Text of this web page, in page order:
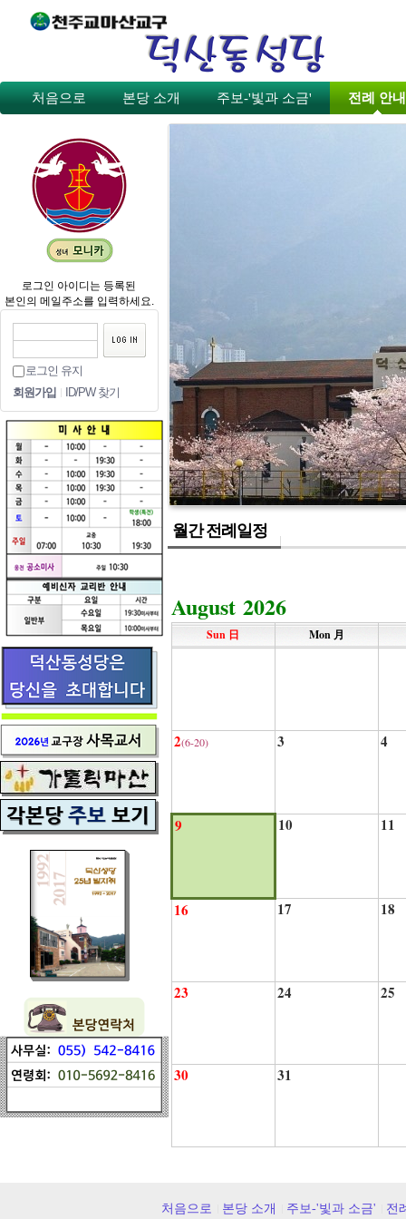
처음으로 본당 소개 주보-'빛과 소금' 전례 안내
로그인 아이디는 등록된
본인의 메일주소를 입력하세요.
로그인 유지
회원가입
ID/PW 찾기
월간 전례일정
August 2026
Sun 日 Mon 月
2(6-20) 3 4
9 10 11
16 17 18
23 24 25
30 31
처음으로 본당 소개 주보-'빛과 소금' 전